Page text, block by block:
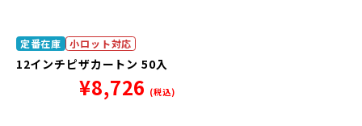
定番在庫 小ロット対応
12インチピザカートン 50入
¥8,726 (税込)